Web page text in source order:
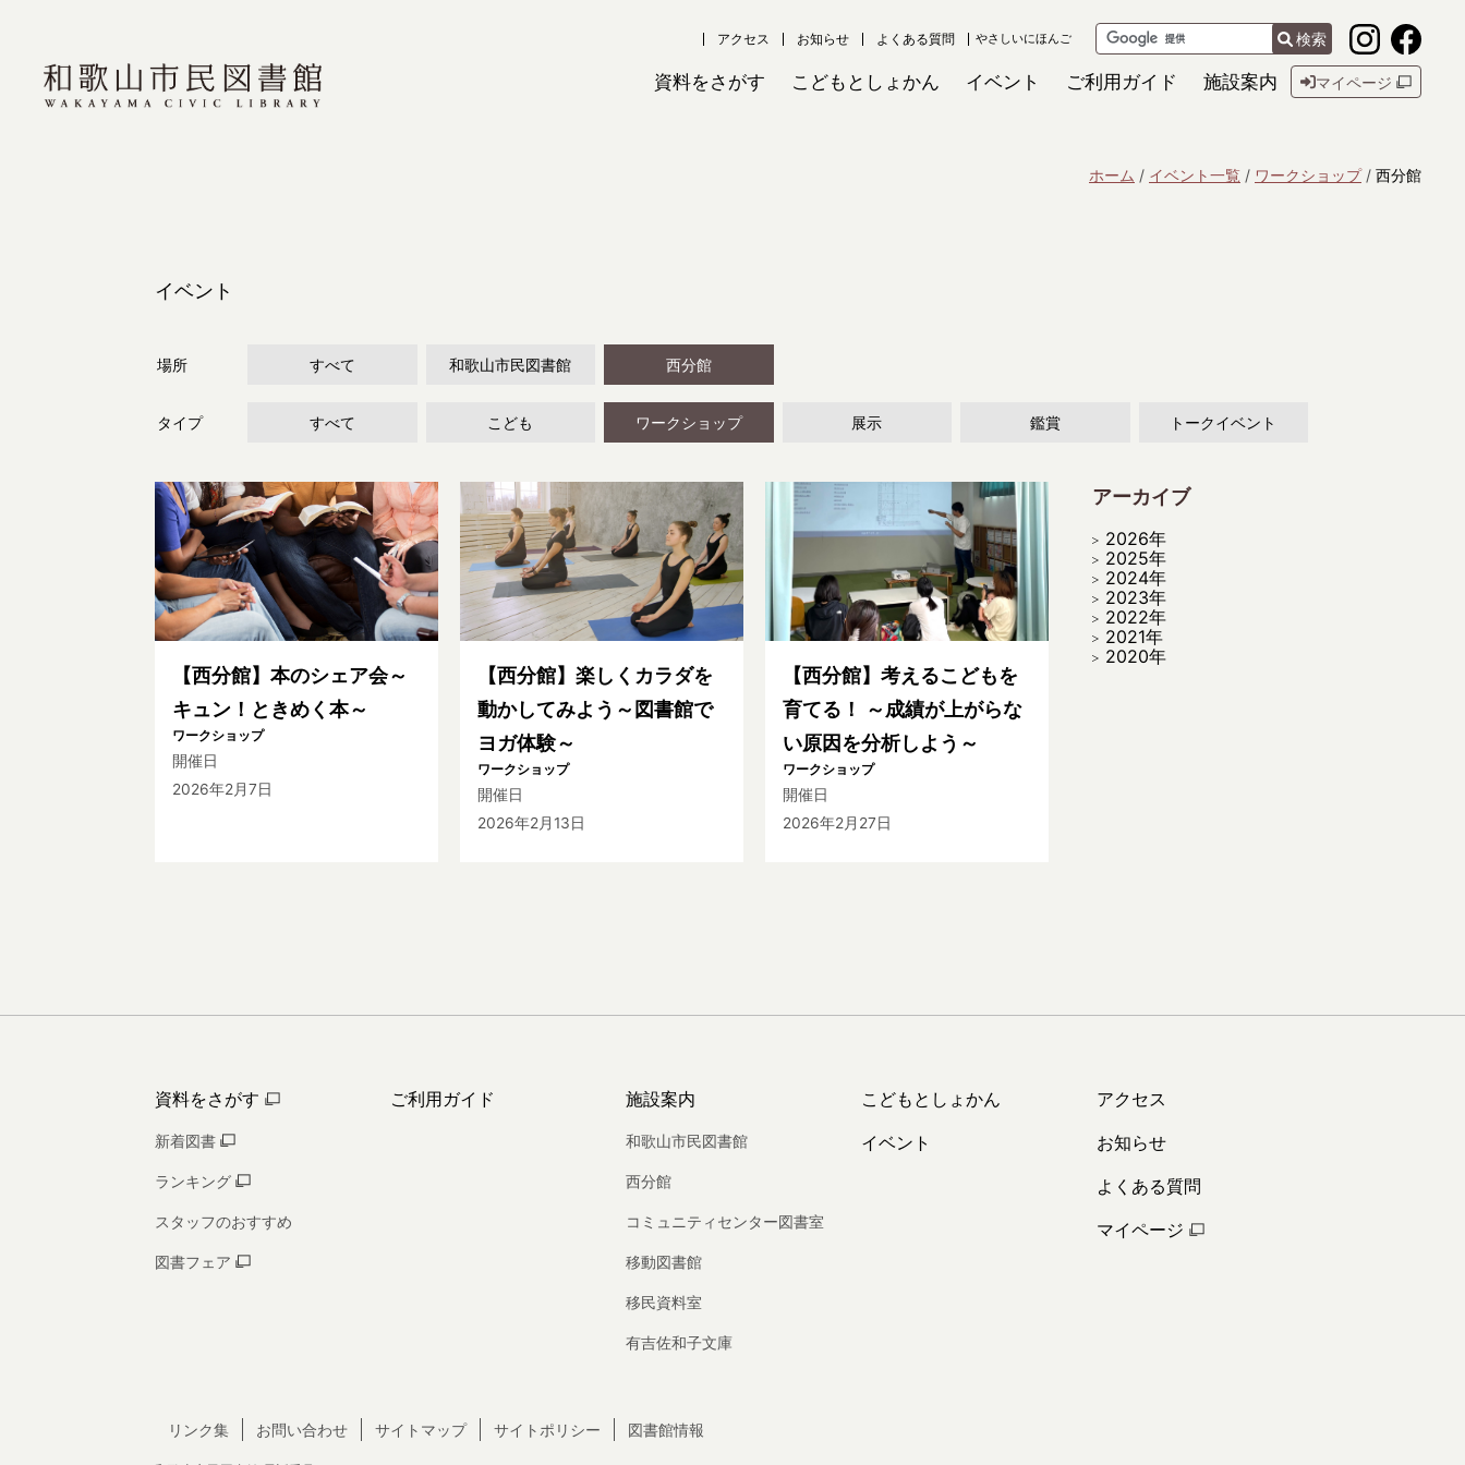
アクセス お知らせ よくある質問 やさしいにほんご 検索
資料をさがす こどもとしょかん イベント ご利用ガイド 施設案内 マイページ
ホーム イベント一覧 ワークショップ 西分館
イベント
場所 すべて 和歌山市民図書館 西分館
タイプ すべて こども ワークショップ 展示 鑑賞 トークイベント
【西分館】本のシェア会～
キュン！ときめく本～
ワークショップ
開催日
2026年2月7日
【西分館】楽しくカラダを
動かしてみよう～図書館で
ヨガ体験～
ワークショップ
開催日
2026年2月13日
【西分館】考えるこどもを
育てる！ ～成績が上がらな
い原因を分析しよう～
ワークショップ
開催日
2026年2月27日
アーカイブ
2026年
2025年
2024年
2023年
2022年
2021年
2020年
資料をさがす
新着図書
ランキング
スタッフのおすすめ
図書フェア
ご利用ガイド 施設案内
和歌山市民図書館
西分館
コミュニティセンター図書室
移動図書館
移民資料室
有吉佐和子文庫
こどもとしょかん
イベント
アクセス
お知らせ
よくある質問
マイページ
リンク集 お問い合わせ サイトマップ サイトポリシー 図書館情報